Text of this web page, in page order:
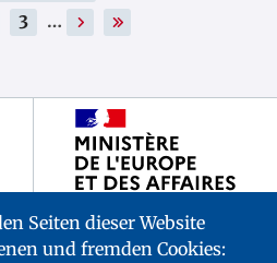
Seite
3 …
Nächste
Seiten dieser Website
und fremden Cookies: